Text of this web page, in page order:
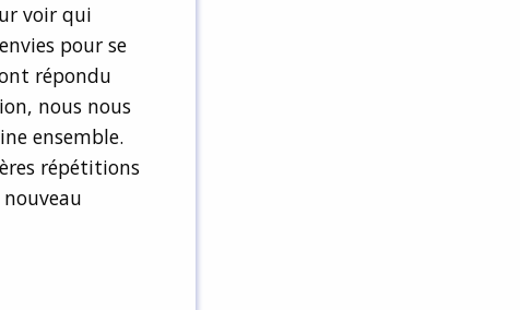
voir qui
pour se
répondu
nous nous
ensemble.
répétitions